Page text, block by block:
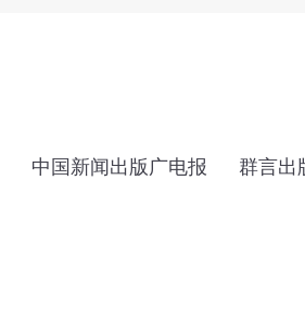
中国新闻出版广电报 群言出